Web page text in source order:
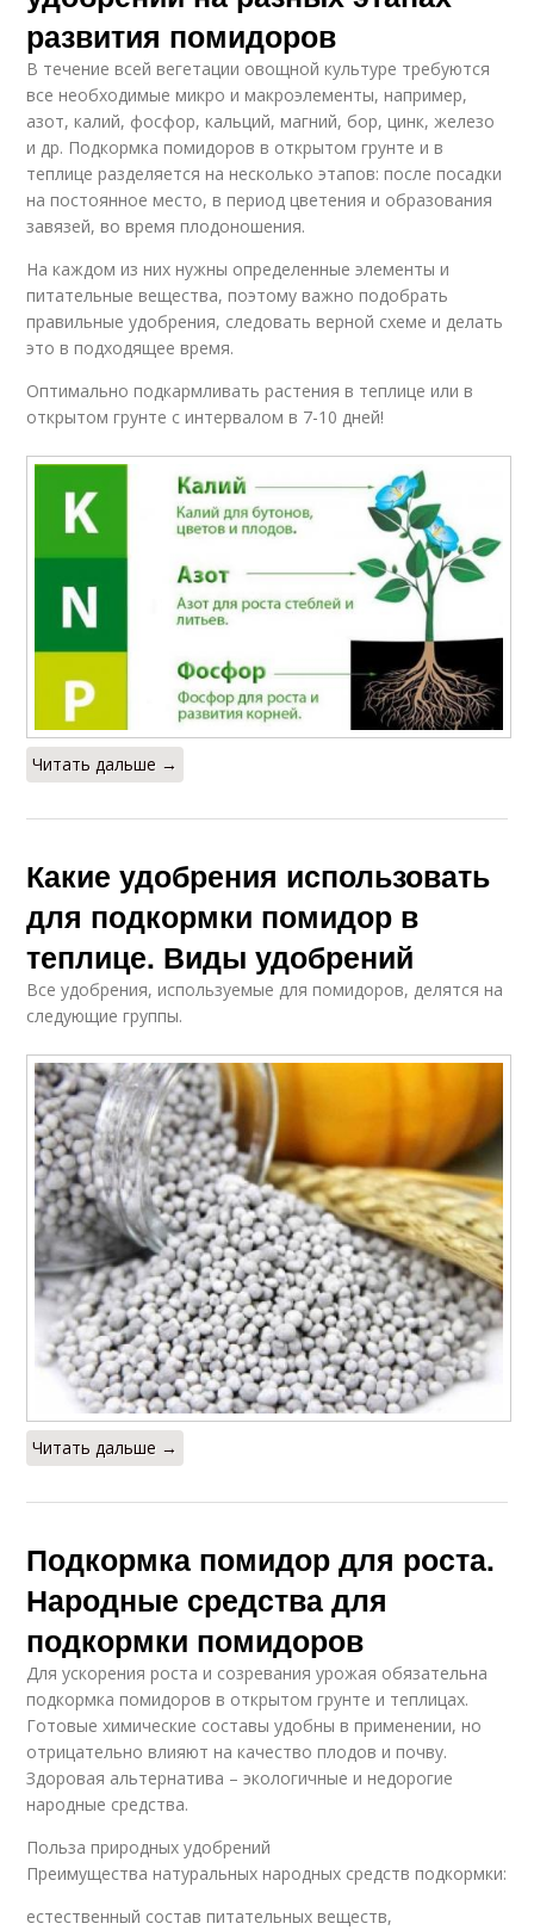
развития помидоров
В течение всей вегетации овощной культуре требуются
все необходимые микро и макроэлементы, например,
азот, калий, фосфор, кальций, магний, бор, цинк, железо
и др. Подкормка помидоров в открытом грунте и в
теплице разделяется на несколько этапов: после посадки
на постоянное место, в период цветения и образования
завязей, во время плодоношения.
На каждом из них нужны определенные элементы и
питательные вещества, поэтому важно подобрать
правильные удобрения, следовать верной схеме и делать
это в подходящее время.
Оптимально подкармливать растения в теплице или в
открытом грунте с интервалом в 7-10 дней!
Читать дальше →
Какие удобрения использовать
для подкормки помидор в
теплице. Виды удобрений
Все удобрения, используемые для помидоров, делятся на
следующие группы.
Читать дальше →
Подкормка помидор для роста.
Народные средства для
подкормки помидоров
Для ускорения роста и созревания урожая обязательна
подкормка помидоров в открытом грунте и теплицах.
Готовые химические составы удобны в применении, но
отрицательно влияют на качество плодов и почву.
Здоровая альтернатива – экологичные и недорогие
народные средства.
Польза природных удобрений
Преимущества натуральных народных средств подкормки:
естественный состав питательных веществ,